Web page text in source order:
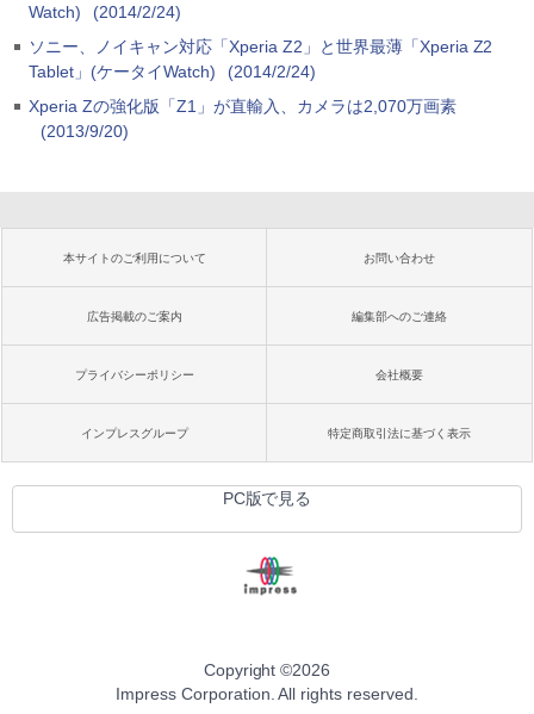
Watch)
(2014/2/24)
ソニー、ノイキャン対応「Xperia Z2」と世界最薄「Xperia Z2
Tablet」(ケータイWatch)
(2014/2/24)
Xperia Zの強化版「Z1」が直輸入、カメラは2,070万画素
(2013/9/20)
本サイトのご利用について お問い合わせ
広告掲載のご案内 編集部へのご連絡
プライバシーポリシー 会社概要
インプレスグループ 特定商取引法に基づく表示
PC版で見る
Copyright ©2026
Impress Corporation. All rights reserved.